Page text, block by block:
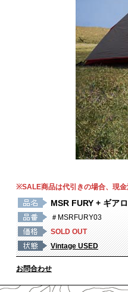
※SALE商品は代引きの場合、現金
MSR FURY + ギア
＃MSRFURY03
SOLD OUT
Vintage USED
お問合わせ